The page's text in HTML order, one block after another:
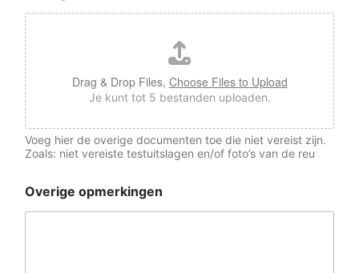
Drag & Drop Files, Choose Files to Upload
Je kunt tot 5 bestanden uploaden.
Voeg hier de overige documenten toe die niet vereist zijn.
Zoals: niet vereiste testuitslagen en/of foto’s van de reu
Overige opmerkingen